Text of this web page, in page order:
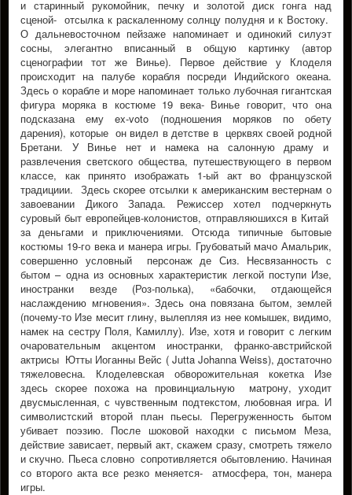
и старинный рукомойник, печку и золотой диск гонга над
сценой- отсылка к раскаленному солнцу полудня и к Востоку.
О дальневосточном пейзаже напоминает и одинокий силуэт
сосны, элегантно вписанный в общую картинку (автор
сценографии тот же Винье). Первое действие у Клоделя
происходит на палубе корабля посреди Индийского океана.
Здесь о корабле и море напоминает только лубочная гигантская
фигура моряка в костюме 19 века- Винье говорит, что она
подсказана ему ex-voto (подношения моряков по обету
дарения), которые он видел в детстве в церквях своей родной
Бретани. У Винье нет и намека на салонную драму и
развлечения светского общества, путешествующего в первом
классе, как принято изображать 1-ый акт во французской
традициии. Здесь скорее отсылки к американским вестернам о
завоевании Дикого Запада. Режиссер хотел подчеркнуть
суровый быт европейцев-колонистов, отправляюшихся в Китай
за деньгами и приключениями. Отсюда типичные бытовые
костюмы 19-го века и манера игры. Грубоватый мачо Амальрик,
совершенно условный персонаж де Сиз. Несвязанность с
бытом – одна из основных характеристик легкой поступи Изе,
иностранки везде (Роз-полька), «бабочки, отдающейся
наслаждению мгновения». Здесь она повязана бытом, землей
(почему-то Изе месит глину, вылепляя из нее комышек, видимо,
намек на сестру Поля, Камиллу). Изе, хотя и говорит с легким
очаровательным акцентом иностранки, франко-австрийской
актрисы Ютты Иоганны Вейс ( Jutta Johanna Weiss), достаточно
тяжеловесна. Клоделевская обворожительная кокетка Изе
здесь скорее похожа на провинциальную матрону, уходит
двусмысленная, с чувственным подтекстом, любовная игра. И
символистский второй план пьесы. Перегруженность бытом
убивает поэзию. После шоковой находки с письмом Меза,
действие зависает, первый акт, скажем сразу, смотреть тяжело
и скучно. Пьеса словно сопротивляется обытовлению. Начиная
со второго акта все резко меняется- атмосфера, тон, манера
игры.